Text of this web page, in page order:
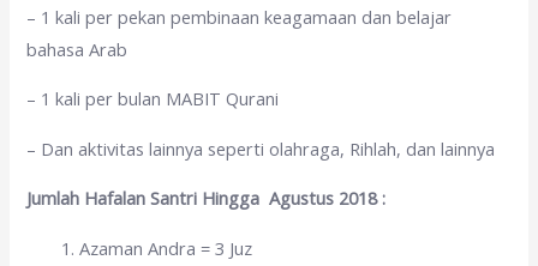
– 1 kali per pekan pembinaan keagamaan dan belajar
bahasa Arab
– 1 kali per bulan MABIT Qurani
– Dan aktivitas lainnya seperti olahraga, Rihlah, dan lainnya
Jumlah Hafalan Santri Hingga Agustus 2018 :
Azaman Andra = 3 Juz